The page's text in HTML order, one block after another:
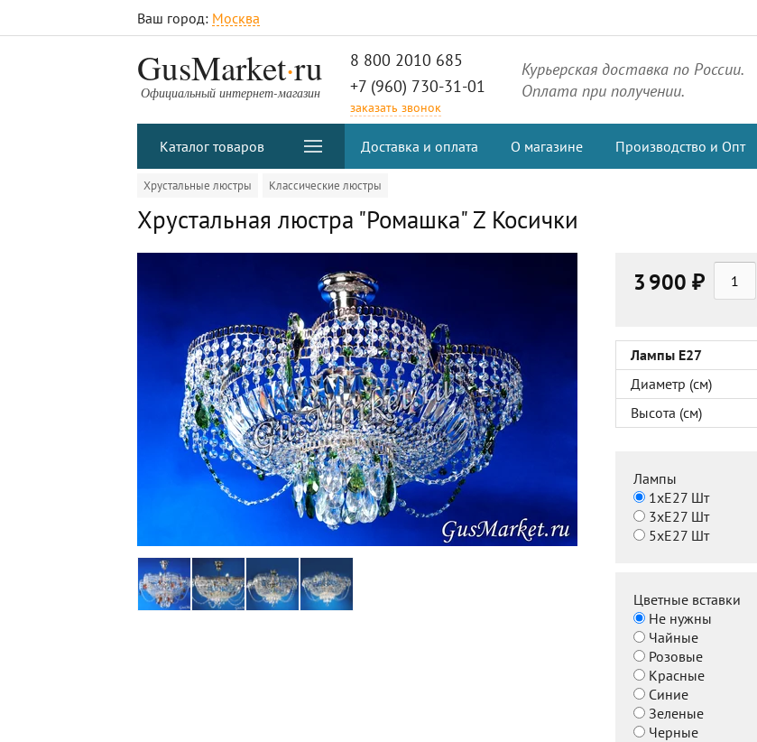
Ваш город: Москва
GusMarket.ru
Официальный интернет-магазин
8 800 2010 685
+7 (960) 730-31-01
заказать звонок
Курьерская доставка по России.
Оплата при получении.
Каталог товаров Доставка и оплата О магазине Производство и Опт
Хрустальные люстры Классические люстры
Хрустальная люстра "Ромашка" Z Косички
3 900 ₽
Лампы Е27
Диаметр (см)
Высота (см)
Лампы
1хЕ27 Шт
3хЕ27 Шт
5хЕ27 Шт
Цветные вставки
Не нужны
Чайные
Розовые
Красные
Синие
Зеленые
Черные